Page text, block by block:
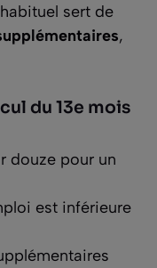
habituel sert de
,
du 13e mois
douze pour un
est inférieure